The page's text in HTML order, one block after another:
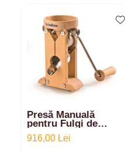
Presă Manuală
pentru Fulgi de
Cereale - Campo de
la SCHNITZER
916,00 Lei